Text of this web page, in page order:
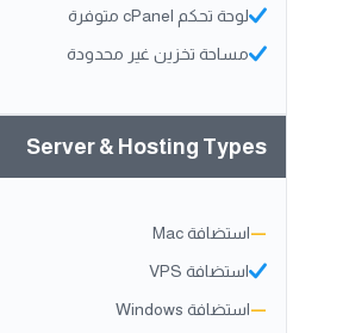
لوحة تحكم cPanel متوفرة
مساحة تخزين غير محدودة
Server & Hosting Types
—استضافة Mac
استضافة VPS
—استضافة Windows